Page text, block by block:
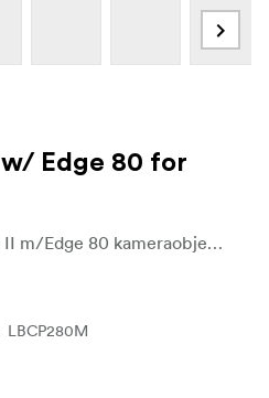
Edge 80 for
Lensbaby Composer PRO II m/Edge 80 kameraobjektiv for Micro 4/3 rds skaper en kant-til-kant-del med fokus. Trekk oppmerksomheten på detaljer med selektiv fokusskjæring gjennom objekter fra nær til fjern og få en jevn, rund bokeh med en brennvidde på 80 mm.
LBCP280M